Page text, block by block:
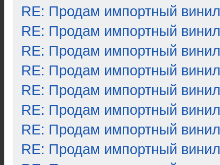
RE: Продам импортный винил
RE: Продам импортный винил
RE: Продам импортный винил
RE: Продам импортный винил
RE: Продам импортный винил
RE: Продам импортный винил
RE: Продам импортный винил
RE: Продам импортный винил